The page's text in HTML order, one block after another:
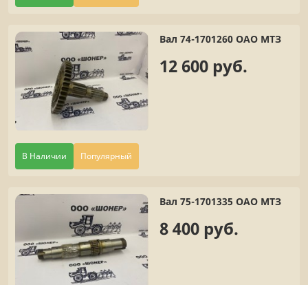
В Наличии Популярный
Вал 74-1701260 ОАО МТЗ
12 600 руб.
Вал 75-1701335 ОАО МТЗ
8 400 руб.